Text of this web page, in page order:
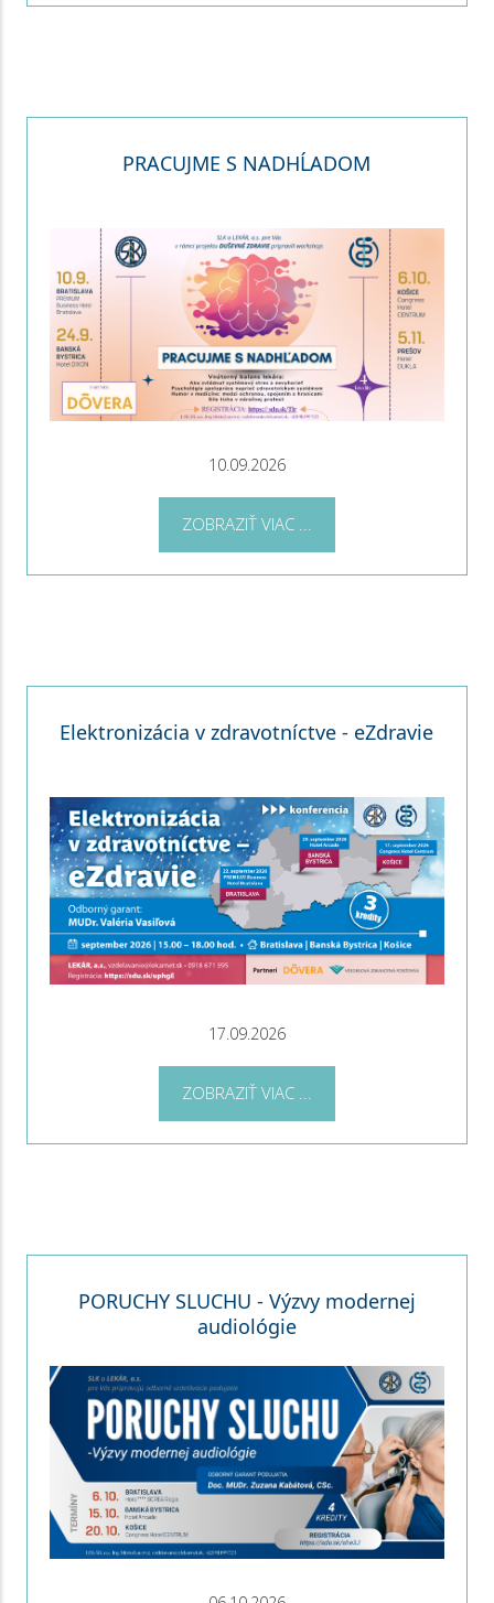
PRACUJME S NADHĹADOM
10.09.2026
ZOBRAZIŤ VIAC ...
Elektronizácia v zdravotníctve - eZdravie
17.09.2026
ZOBRAZIŤ VIAC ...
PORUCHY SLUCHU - Výzvy modernej
audiológie